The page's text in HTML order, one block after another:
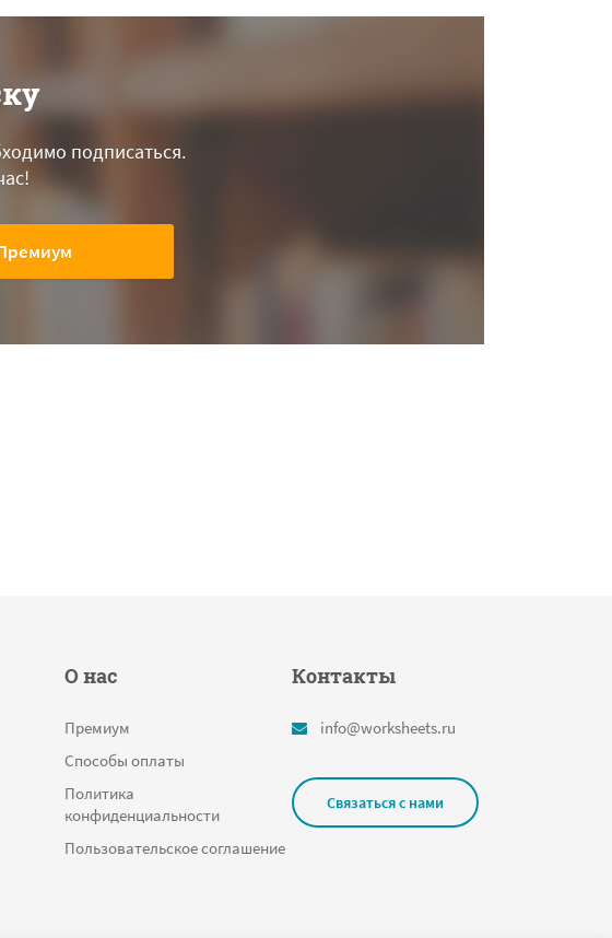
подписаться.
О нас
Премиум
Способы оплаты
Политика
конфиденциальности
Пользовательское соглашение
Контакты
info@worksheets.ru
Связаться с нами